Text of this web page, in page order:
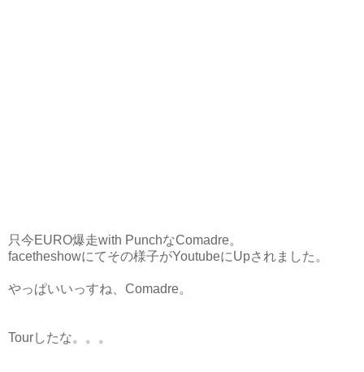
只今EURO爆走with PunchなComadre。
facetheshowにてその様子がYoutubeにUpされました。
やっぱいいっすね、Comadre。
Tourしたな。。。